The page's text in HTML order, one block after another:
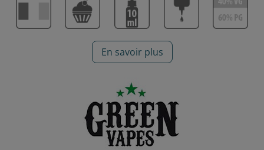
En savoir plus